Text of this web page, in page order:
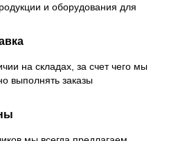
и оборудования для
на складах, за счет чего мы
выполнять заказы